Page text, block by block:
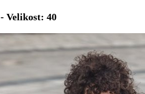
- Velikost: 40